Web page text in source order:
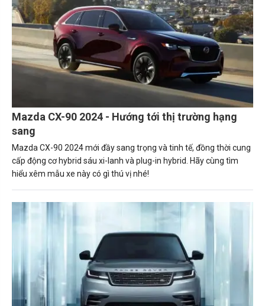
Mazda CX-90 2024 - Hướng tới thị trường hạng
sang
Mazda CX-90 2024 mới đầy sang trọng và tinh tế, đồng thời cung
cấp động cơ hybrid sáu xi-lanh và plug-in hybrid. Hãy cùng tìm
hiểu xêm mẫu xe này có gì thú vị nhé!